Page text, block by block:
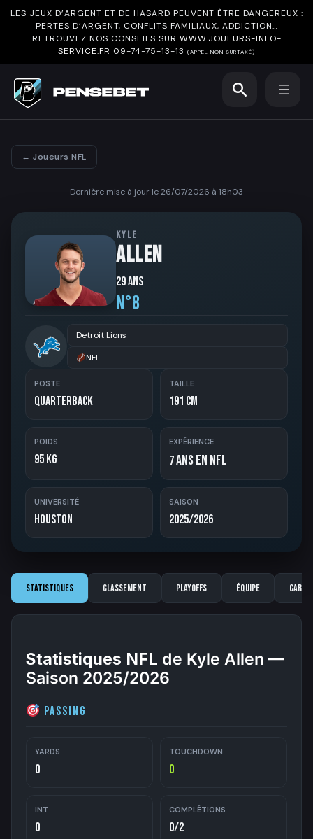
LES JEUX D’ARGENT ET DE HASARD PEUVENT ÊTRE DANGEREUX :
PERTES D’ARGENT, CONFLITS FAMILIAUX, ADDICTION…
RETROUVEZ NOS CONSEILS SUR WWW.JOUEURS-INFO-
SERVICE.FR 09-74-75-13-13 (APPEL NON SURTAXÉ)
← Joueurs NFL
Dernière mise à jour le 26/07/2026 à 18h03
KYLE
ALLEN
29 ans
N°8
Detroit Lions
NFL
POSTE
Quarterback
TAILLE
191 cm
POIDS
95 kg
EXPÉRIENCE
7ans en NFL
UNIVERSITÉ
Houston
SAISON
2025/2026
Statistiques Classement Playoffs Équipe
Statistiques NFL de Kyle Allen —
Saison 2025/2026
Passing
YARDS
0
TOUCHDOWN
0
INT
0
COMPLÉTIONS
0/2